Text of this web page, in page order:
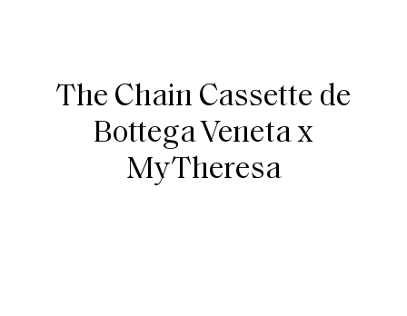
The Chain Cassette de
Bottega Veneta x
MyTheresa